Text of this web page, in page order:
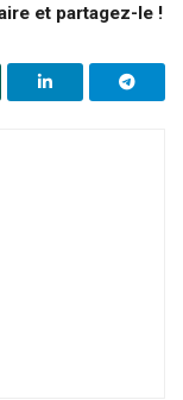
et partagez-le !